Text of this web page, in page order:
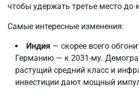
чтобы удержать третье место до
Самые интересные изменения:
Индия — скорее всего
Германию — к 2031-му.
растущий средний класс и
инвестиции дают мощный